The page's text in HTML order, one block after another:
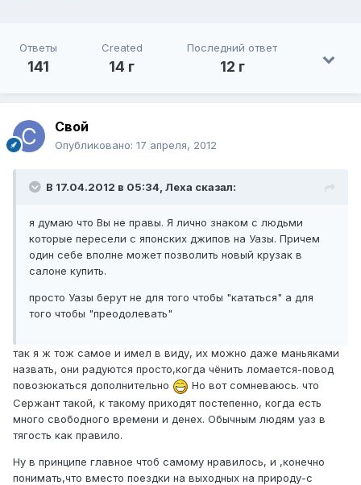
Ответы
141
Created
14 г
Последний ответ
12 г
Свой
Опубликовано: 17 апреля, 2012
В 17.04.2012 в 05:34, Леха сказал:
я думаю что Вы не правы. Я лично знаком с людьми
которые пересели с японских джипов на Уазы. Причем
один себе вполне может позволить новый крузак в
салоне купить.
просто Уазы берут не для того чтобы "кататься" а для
того чтобы "преодолевать"
так я ж тож самое и имел в виду, их можно даже маньяками
назвать, они радуются просто,когда чёнить ломается-повод
повозюкаться дополнительно
Но вот сомневаюсь. что
Сержант такой, к такому приходят постепенно, когда есть
много свободного времени и денех. Обычным людям уаз в
тягость как правило.
Ну в принципе главное чтоб самому нравилось, и ,конечно
понимать,что вместо поездки на выходных на природу-с